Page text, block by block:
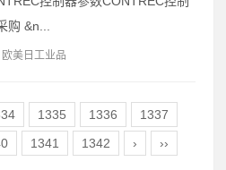
&n...
欧美日工业品
1335 1336
1337
1341 1342 › ››